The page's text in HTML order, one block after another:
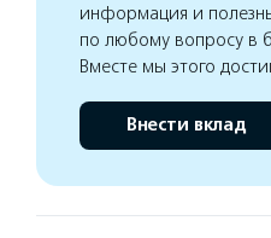
информация и
по любому вопросу в
Вместе мы этого
Внести вклад